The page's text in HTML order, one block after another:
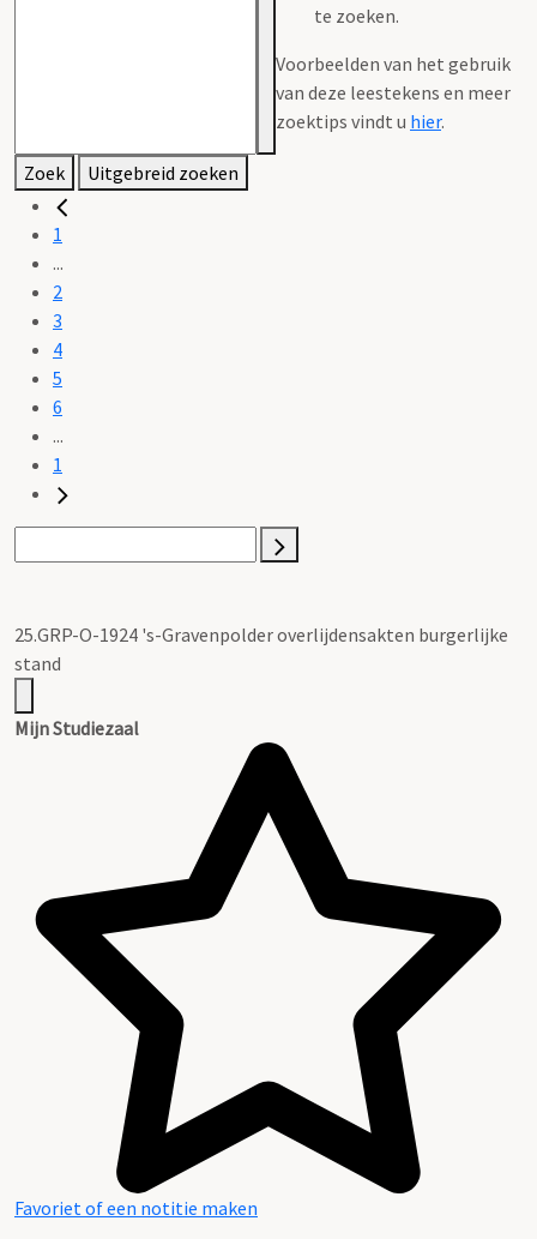
te zoeken.
Voorbeelden van het gebruik
van deze leestekens en meer
zoektips vindt u hier.
Zoek Uitgebreid zoeken
1
...
2
3
4
5
6
...
1
25.GRP-O-1924 's-Gravenpolder overlijdensakten burgerlijke
stand
Mijn Studiezaal
Favoriet of een notitie maken